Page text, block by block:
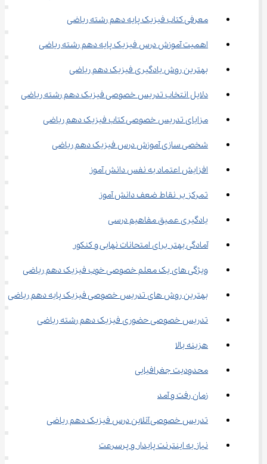
معرفی کتاب فیزیک پایه دهم رشته ریاضی
اهمیت آموزش درس فیزیک پایه دهم رشته ریاضی
بهترین روش یادگیری فیزیک دهم ریاضی
دلایل انتخاب تدریس خصوصی فیزیک دهم رشته ریاضی
مزایای تدریس خصوصی کتاب فیزیک دهم ریاضی
شخصی سازی آموزش درس فیزیک دهم ریاضی
افزایش اعتماد به نفس دانش آموز
تمرکز بر نقاط ضعف دانش آموز
یادگیری عمیق مفاهیم درسی
آمادگی بهتر برای امتحانات نهایی و کنکور
ویژگی های یک معلم خصوصی خوب فیزیک دهم ریاضی
بهترین روش های تدریس خصوصی فیزیک پایه دهم ریاضی
تدریس خصوصی حضوری فیزیک دهم رشته ریاضی
هزینه بالا
محدودیت جغرافیایی
زمان رفت و آمد
تدریس خصوصی آنلاین درس فیزیک دهم ریاضی
نیاز به اینترنت پایدار و پرسرعت